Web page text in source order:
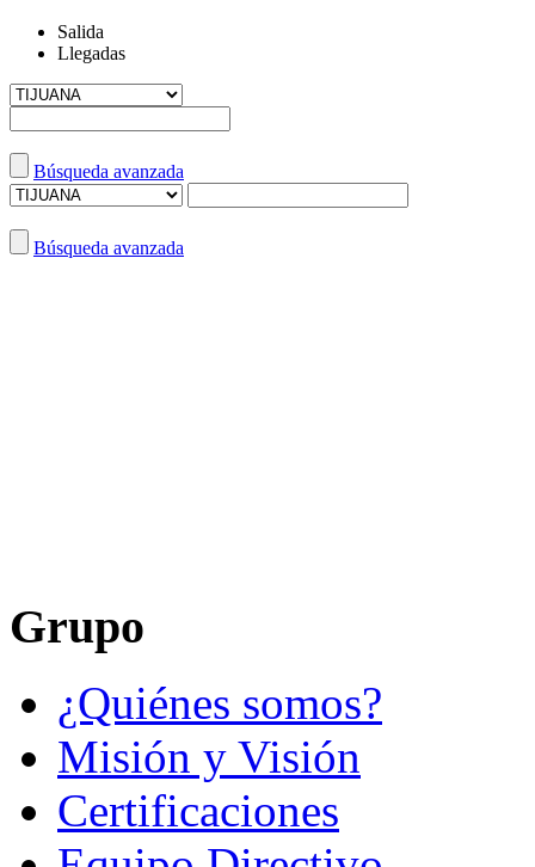
Salida
Llegadas
Búsqueda avanzada
Búsqueda avanzada
Grupo
¿Quiénes somos?
Misión y Visión
Certificaciones